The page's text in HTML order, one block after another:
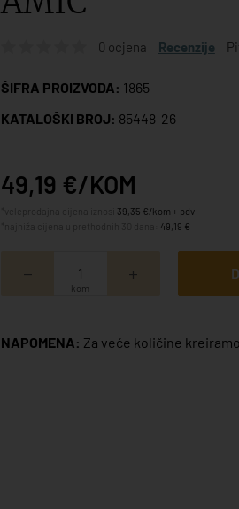
0 ocjena Recenzije
ŠIFRA PROIZVODA: 1865
KATALOŠKI BROJ: 85448-26
49,19 €/KOM
39,35 €/kom + pdv
49,19 €
kom
NAPOMENA: Za veće količine